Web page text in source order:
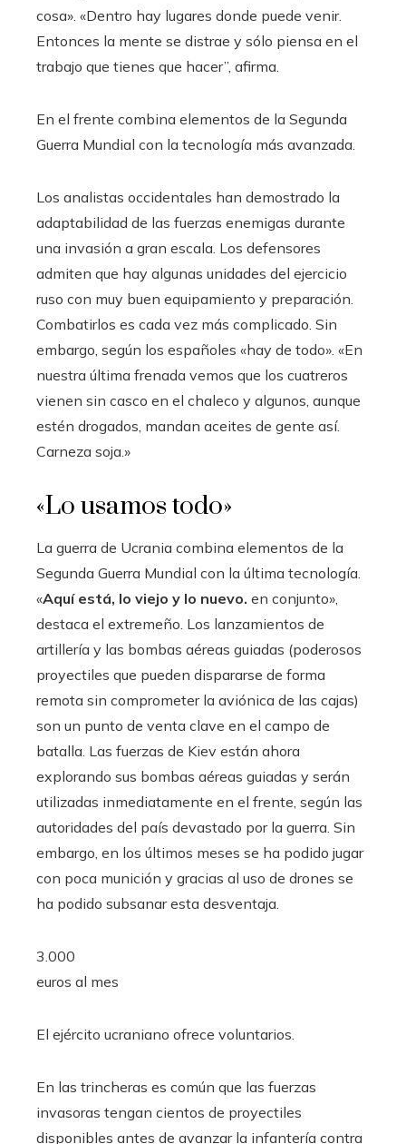
cosa». «Dentro hay lugares donde puede venir.
Entonces la mente se distrae y sólo piensa en el
trabajo que tienes que hacer”, afirma.
En el frente combina elementos de la Segunda
Guerra Mundial con la tecnología más avanzada.
Los analistas occidentales han demostrado la
adaptabilidad de las fuerzas enemigas durante
una invasión a gran escala. Los defensores
admiten que hay algunas unidades del ejercicio
ruso con muy buen equipamiento y preparación.
Combatirlos es cada vez más complicado. Sin
embargo, según los españoles «hay de todo». «En
nuestra última frenada vemos que los cuatreros
vienen sin casco en el chaleco y algunos, aunque
estén drogados, mandan aceites de gente así.
Carneza soja.»
«Lo usamos todo»
La guerra de Ucrania combina elementos de la
Segunda Guerra Mundial con la última tecnología.
«Aquí está, lo viejo y lo nuevo. en conjunto»,
destaca el extremeño. Los lanzamientos de
artillería y las bombas aéreas guiadas (poderosos
proyectiles que pueden dispararse de forma
remota sin comprometer la aviónica de las cajas)
son un punto de venta clave en el campo de
batalla. Las fuerzas de Kiev están ahora
explorando sus bombas aéreas guiadas y serán
utilizadas inmediatamente en el frente, según las
autoridades del país devastado por la guerra. Sin
embargo, en los últimos meses se ha podido jugar
con poca munición y gracias al uso de drones se
ha podido subsanar esta desventaja.
3.000
euros al mes
El ejército ucraniano ofrece voluntarios.
En las trincheras es común que las fuerzas
invasoras tengan cientos de proyectiles
disponibles antes de avanzar la infantería contra